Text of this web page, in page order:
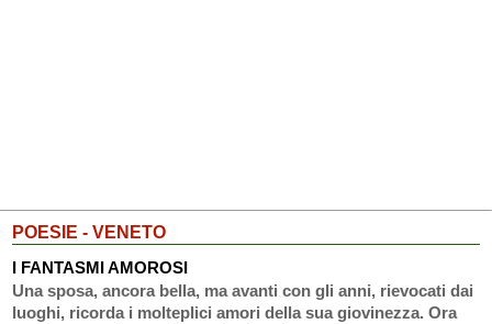
POESIE - VENETO
I FANTASMI AMOROSI
Una sposa, ancora bella, ma avanti con gli anni, rievocati dai
luoghi, ricorda i molteplici amori della sua giovinezza. Ora